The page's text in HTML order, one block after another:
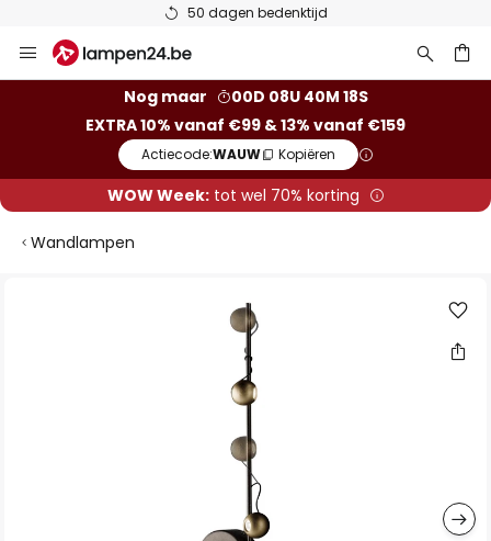
50 dagen bedenktijd
naar
Nog maar
00D 08U 40M 18S
EXTRA 10% vanaf €99 & 13% vanaf €159
Actiecode:WAUW Kopiëren
WOW Week:tot wel 70% korting
Wandlampen